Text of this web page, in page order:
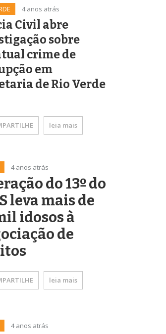
4 anos atrás
Civil abre
sobre
crime de
em
de Rio Verde
leia mais
4 anos atrás
do 13º do
leva mais de
idosos à
de
leia mais
4 anos atrás